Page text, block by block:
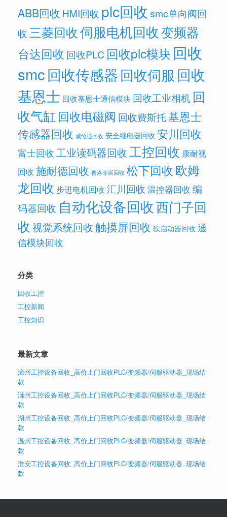
ABB回收 HMI回收 plc回收 smc单向阀回
收 三菱回收伺服电机回收变频器
台达回收 回收PLC 回收plc模块 回收
smc回收传感器回收伺服 回收
基恩士 回收基恩士通信模块 回收工业相机 回
收气缸 回收电磁阀 回收费斯托基恩士
传感器回收 威纶通回收 安全继电器回收 安川回收
富士回收 工业读码器回收工控回收 康耐视
回收 施耐德回收 普洛菲斯回收 松下回收欧姆
龙回收 步进电机回收 汇川回收 温控器回收 编
码器回收 自动化设备回收西门子回
收视觉系统回收触摸屏回收 软启动器回收 通
信模块回收
分类
回收工控
工控新闻
工控知识
最新文章
漳州工控设备回收_高价上门回收PLC/变频器/伺服驱动器_现场结
款
滁州工控设备回收_高价上门回收PLC/变频器/伺服驱动器_现场结
款
湖州工控设备回收_高价上门回收PLC/变频器/伺服驱动器_现场结
款
温州工控设备回收_高价上门回收PLC/变频器/伺服驱动器_现场结
款
淮安工控设备回收_高价上门回收PLC/变频器/伺服驱动器_现场结
款